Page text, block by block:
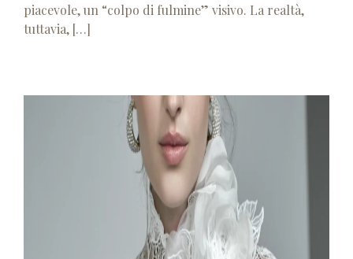
piacevole, un “colpo di fulmine” visivo. La realtà,
tuttavia, […]